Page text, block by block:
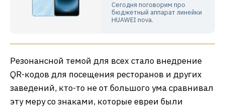
Сегодня поговорим про
бюджетный аппарат линейки
HUAWEI nova.
Резонансной темой для всех стало внедрение
QR-кодов для посещения ресторанов и других
заведений, кто-то не от большого ума сравнивал
эту меру со знаками, которые евреи были